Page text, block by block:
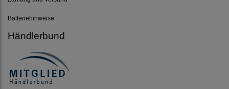
Batteriehinweise
Händlerbund